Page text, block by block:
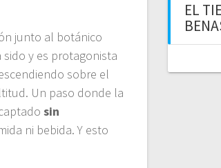
junto al botánico
sido y es protagonista
sobre el
Un paso donde la
sin
ni bebida. Y esto
EL